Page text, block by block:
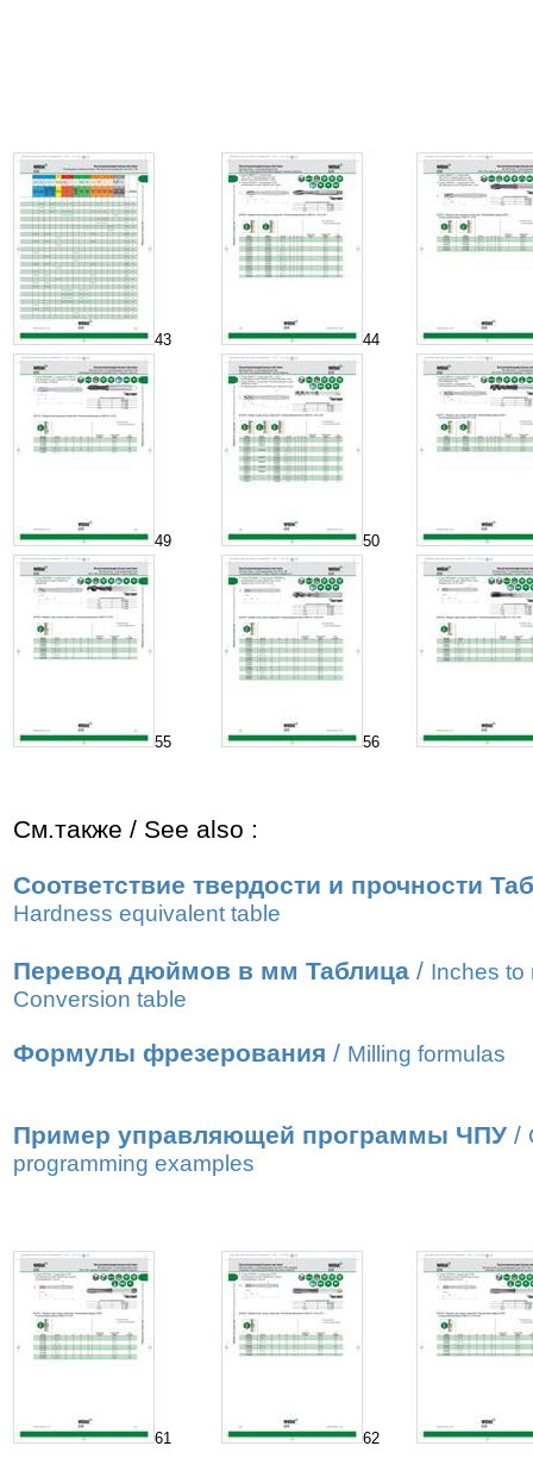
43 44
49 50
55 56
См.также / See also :
Соответствие твердости и прочности
Hardness equivalent table
Перевод дюймов в мм Таблица / Inches to
Conversion table
Формулы фрезерования / Milling formulas
Пример управляющей программы ЧПУ /
programming examples
61 62